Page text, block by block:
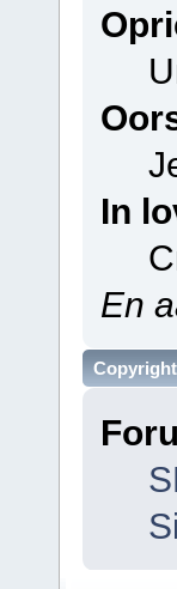
In
En
Copyright